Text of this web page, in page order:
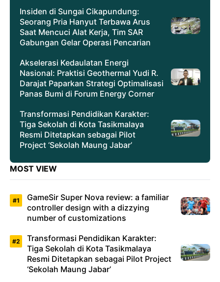
Insiden di Sungai Cikapundung:
Seorang Pria Hanyut Terbawa Arus
Saat Mencuci Alat Kerja, Tim SAR
Gabungan Gelar Operasi Pencarian
Akselerasi Kedaulatan Energi
Nasional: Praktisi Geothermal Yudi R.
Darajat Paparkan Strategi Optimalisasi
Panas Bumi di Forum Energy Corner
Transformasi Pendidikan Karakter:
Tiga Sekolah di Kota Tasikmalaya
Resmi Ditetapkan sebagai Pilot
Project ‘Sekolah Maung Jabar’
MOST VIEW
GameSir Super Nova review: a familiar
controller design with a dizzying
number of customizations
Transformasi Pendidikan Karakter:
Tiga Sekolah di Kota Tasikmalaya
Resmi Ditetapkan sebagai Pilot Project
‘Sekolah Maung Jabar’